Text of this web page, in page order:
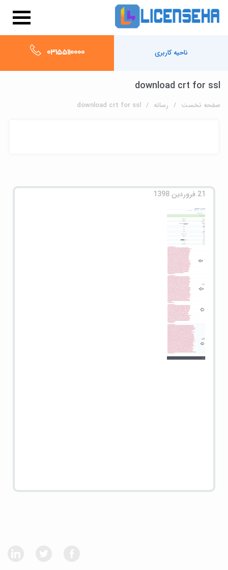
ناحیه کاربری 03155110000
download crt for ssl
صفحه نخست رسانه download crt for ssl
21 فروردین 1398